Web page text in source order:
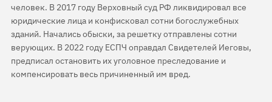
человек. В 2017 году Верховный суд РФ ликвидировал все
юридические лица и конфисковал сотни богослужебных
зданий. Начались обыски, за решетку отправлены сотни
верующих. В 2022 году ЕСПЧ оправдал Свидетелей Иеговы,
предписал остановить их уголовное преследование и
компенсировать весь причиненный им вред.